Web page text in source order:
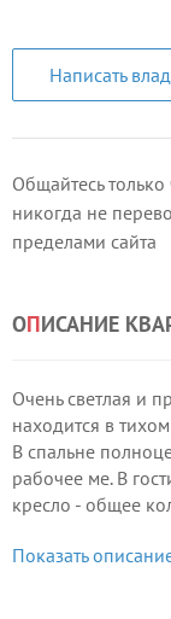
Написать
Общайтесь
никогда не
пределами сайта
ОПИСАНИЕ
Очень светлая и
находится в
В спальне
рабочее ме. В
кресло - общее
и приборы для
Показать